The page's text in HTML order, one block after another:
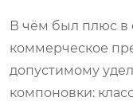
В чём был плюс в
коммерческое
допустимому
компоновки: